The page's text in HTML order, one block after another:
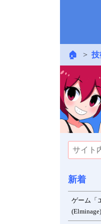
🏠 技
新着
ゲーム「